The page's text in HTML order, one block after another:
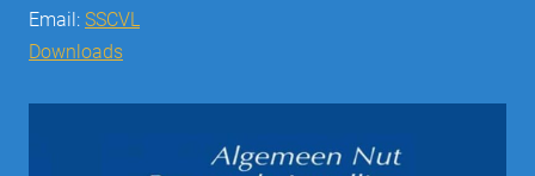
Email: SSCVL
Downloads